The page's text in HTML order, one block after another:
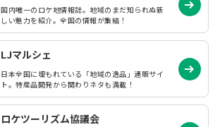
国内唯一のロケ地情報誌。地域のまだ知られぬ新
しい魅力を紹介。全国の情報が集結！
LJマルシェ
日本全国に埋もれている「地域の逸品」通販サイ
ト。特産品開発から関わりネタも満載！
ロケツーリズム協議会